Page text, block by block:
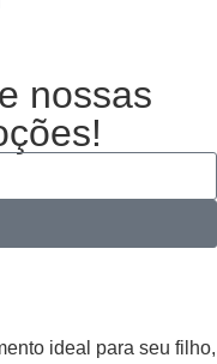
nossas
ideal para seu filho,